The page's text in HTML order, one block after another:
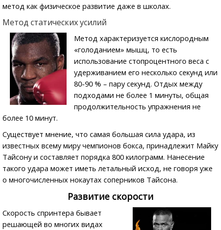
метод как физическое развитие даже в школах.
Метод статических усилий
Метод характеризуется кислородным
«голоданием» мышц, то есть
использование стопроцентного веса с
удерживанием его несколько секунд или
80-90 % – пару секунд. Отдых между
подходами не более 1 минуты, общая
продолжительность упражнения не
более 10 минут.
Существует мнение, что самая большая сила удара, из
известных всему миру чемпионов бокса, принадлежит Майку
Тайсону и составляет порядка 800 килограмм. Нанесение
такого удара может иметь летальный исход, не говоря уже
о многочисленных нокаутах соперников Тайсона.
Развитие скорости
Скорость спринтера бывает
решающей во многих видах